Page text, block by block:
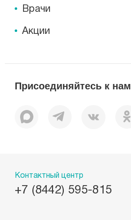
Врачи
Акции
Присоединяйтесь к нам
Контактный центр
+7 (8442) 595-815